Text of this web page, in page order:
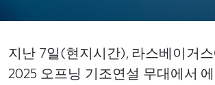
지난 7일(현지시간), 라스베이거스
2025 오프닝 기조연설 무대에서